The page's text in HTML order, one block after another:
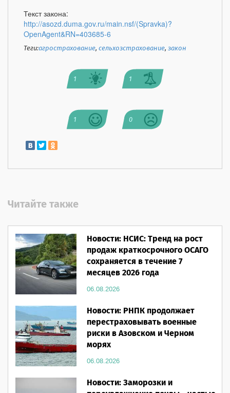
Текст закона:
http://asozd.duma.gov.ru/main.nsf/(Spravka)?
OpenAgent&RN=403685-6
Теги:агрострахование,сельхозстрахование,закон
1 1
1 0
Читайте также
Новости: НСИС: Тренд на рост
продаж краткосрочного ОСАГО
сохраняется в течение 7
месяцев 2026 года
06.08.2026
Новости: РНПК продолжает
перестраховывать военные
риски в Азовском и Черном
морях
06.08.2026
Новости: Заморозки и